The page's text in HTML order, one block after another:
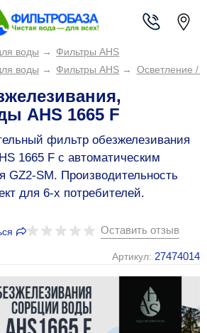
воды →
Фильтры AHS
Осветление /
Фильтры AHS →
воды →
AHS 1665 F
фильтр обезжелезивания
1665 F c автоматическим
GZ2-SM. Производительность
для 6-х потребителей.
Оставить отзыв
Артикул: 27474014